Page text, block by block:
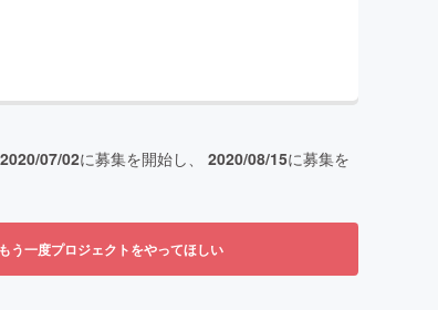
2020/07/02に募集を開始し、 2020/08/15に募集を
もう一度プロジェクトをやってほしい